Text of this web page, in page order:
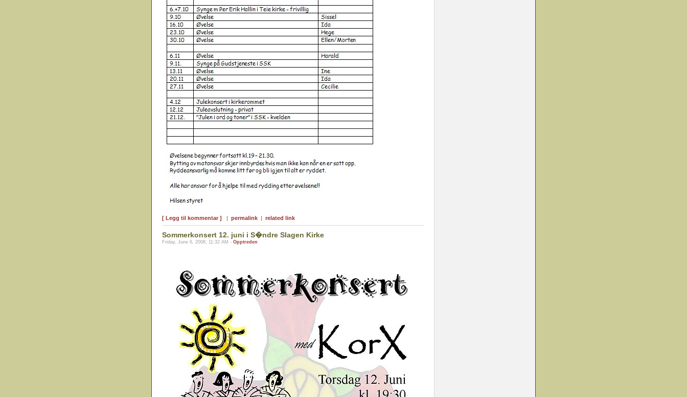
[ Legg til kommentar ] | permalink | related link
Sommerkonsert 12. juni i S�ndre Slagen Kirke
Friday, June 6, 2008, 11:32 AM - Opptreden